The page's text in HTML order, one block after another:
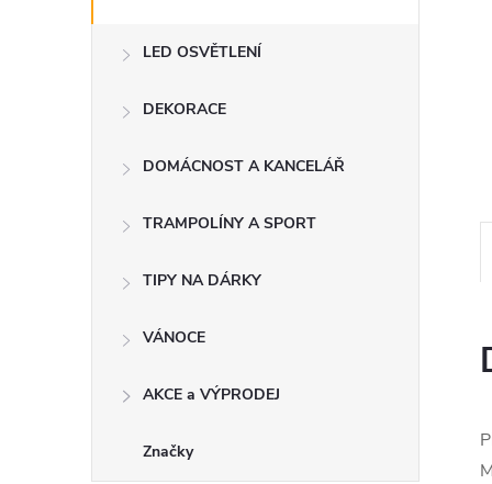
LED OSVĚTLENÍ
DEKORACE
DOMÁCNOST A KANCELÁŘ
TRAMPOLÍNY A SPORT
TIPY NA DÁRKY
VÁNOCE
AKCE a VÝPRODEJ
Značky